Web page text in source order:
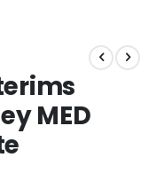
MED